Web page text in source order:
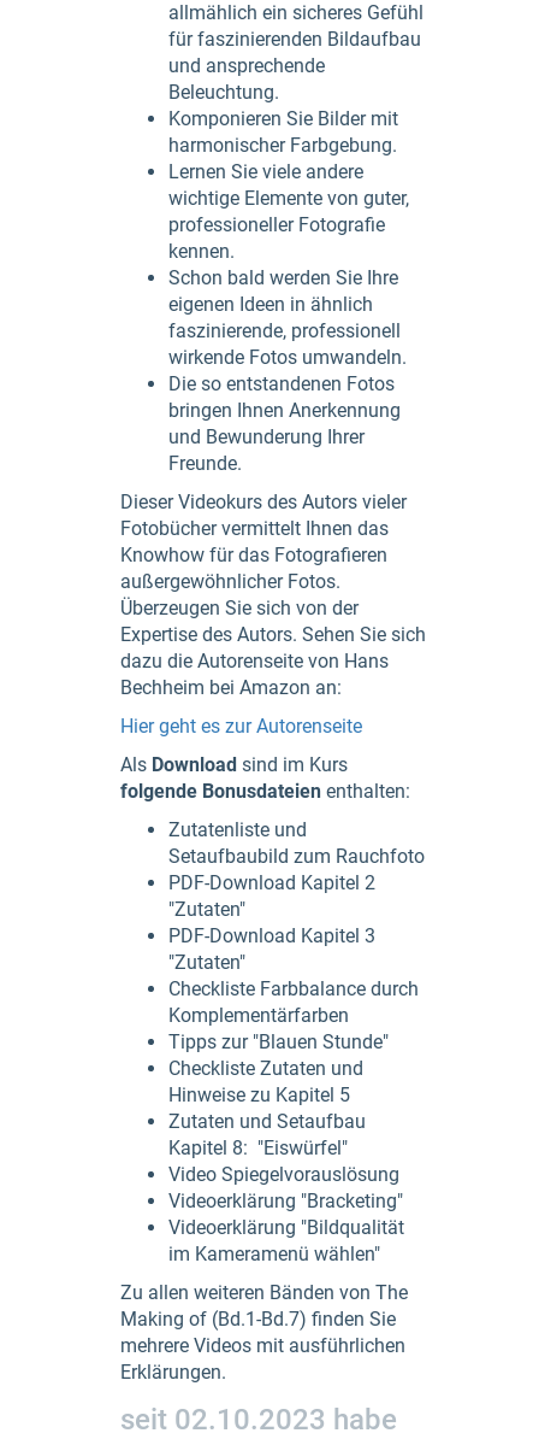
allmählich ein sicheres Gefühl
für faszinierenden Bildaufbau
und ansprechende
Beleuchtung.
Komponieren Sie Bilder mit
harmonischer Farbgebung.
Lernen Sie viele andere
wichtige Elemente von guter,
professioneller Fotografie
kennen.
Schon bald werden Sie Ihre
eigenen Ideen in ähnlich
faszinierende, professionell
wirkende Fotos umwandeln.
Die so entstandenen Fotos
bringen Ihnen Anerkennung
und Bewunderung Ihrer
Freunde.
Dieser Videokurs des Autors vieler
Fotobücher vermittelt Ihnen das
Knowhow für das Fotografieren
außergewöhnlicher Fotos.
Überzeugen Sie sich von der
Expertise des Autors. Sehen Sie sich
dazu die Autorenseite von Hans
Bechheim bei Amazon an:
Hier geht es zur Autorenseite
Als Download sind im Kurs
folgende Bonusdateien enthalten:
Zutatenliste und
Setaufbaubild zum Rauchfoto
PDF-Download Kapitel 2
"Zutaten"
PDF-Download Kapitel 3
"Zutaten"
Checkliste Farbbalance durch
Komplementärfarben
Tipps zur "Blauen Stunde"
Checkliste Zutaten und
Hinweise zu Kapitel 5
Zutaten und Setaufbau
Kapitel 8: "Eiswürfel"
Video Spiegelvorauslösung
Videoerklärung "Bracketing"
Videoerklärung "Bildqualität
im Kameramenü wählen"
Zu allen weiteren Bänden von The
Making of (Bd.1-Bd.7) finden Sie
mehrere Videos mit ausführlichen
Erklärungen.
seit 02.10.2023 habe